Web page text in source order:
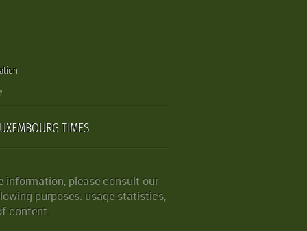
TIMES
information, please consult our
purposes: usage statistics,
content.